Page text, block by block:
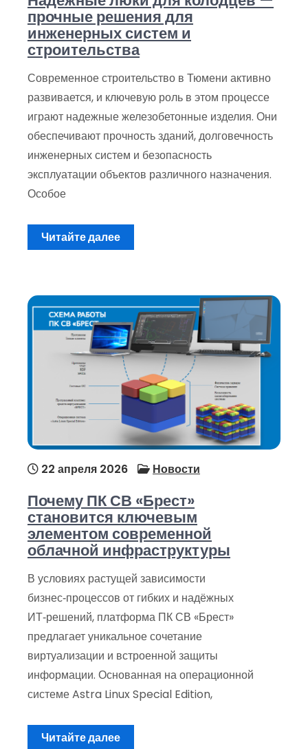
прочные решения для
инженерных систем и
строительства
Современное строительство в Тюмени активно
развивается, и ключевую роль в этом процессе
играют надежные железобетонные изделия. Они
обеспечивают прочность зданий, долговечность
инженерных систем и безопасность
эксплуатации объектов различного назначения.
Особое
Читайте далее
22 апреля 2026 Новости
Почему ПК СВ «Брест»
становится ключевым
элементом современной
облачной инфраструктуры
В условиях растущей зависимости
бизнес‑процессов от гибких и надёжных
ИТ‑решений, платформа ПК СВ «Брест»
предлагает уникальное сочетание
виртуализации и встроенной защиты
информации. Основанная на операционной
системе Astra Linux Special Edition,
Читайте далее